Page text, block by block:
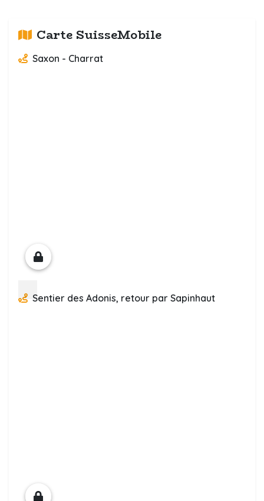
Carte SuisseMobile
Saxon - Charrat
Sentier des Adonis, retour par Sapinhaut